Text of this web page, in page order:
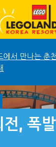
에서 만나는 춘
전, 폭